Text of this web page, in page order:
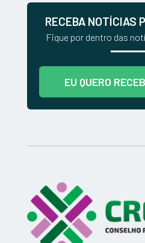
RECEBA NOTÍCIAS
Fique por dentro das
EU QUERO